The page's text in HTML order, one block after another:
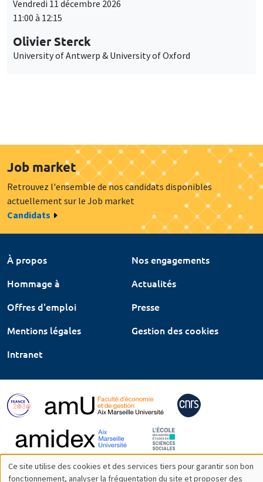
Vendredi 11 décembre 2026
11:00 à 12:15
Olivier Sterck
University of Antwerp & University of Oxford
Job market
Retrouvez l'ensemble de nos candidats disponibles
actuellement sur le Job market
Candidats
À propos
Nos engagements
Hommage à
Actualités
Offres d'emploi
Presse
Mentions légales
Gestion des cookies
Intranet
Ce site utilise des cookies et des services tiers pour garantir son bon
fonctionnement, analyser la fréquentation du site et proposer des